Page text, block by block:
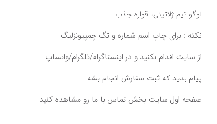
لوگو تیم ژلاتینی،‌ قواره جذب
پیام بدید که ثبت سفارش انجام بشه‌‌‌